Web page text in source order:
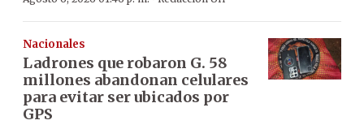
Nacionales
Ladrones que robaron G. 58
millones abandonan celulares
para evitar ser ubicados por
GPS